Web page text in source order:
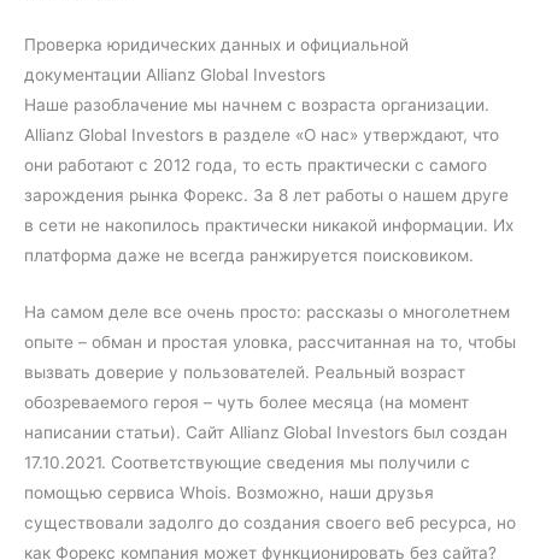
Проверка юридических данных и официальной
документации Allianz Global Investors
Наше разоблачение мы начнем с возраста организации.
Allianz Global Investors в разделе «О нас» утверждают, что
они работают с 2012 года, то есть практически с самого
зарождения рынка Форекс. За 8 лет работы о нашем друге
в сети не накопилось практически никакой информации. Их
платформа даже не всегда ранжируется поисковиком.
На самом деле все очень просто: рассказы о многолетнем
опыте – обман и простая уловка, рассчитанная на то, чтобы
вызвать доверие у пользователей. Реальный возраст
обозреваемого героя – чуть более месяца (на момент
написании статьи). Сайт Allianz Global Investors был создан
17.10.2021. Соответствующие сведения мы получили с
помощью сервиса Whois. Возможно, наши друзья
существовали задолго до создания своего веб ресурса, но
как Форекс компания может функционировать без сайта?